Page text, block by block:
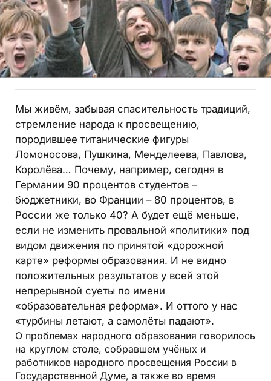
Мы живём, забывая спасительность традиций,
стремление народа к просвещению,
породившее титанические фигуры
Ломоносова, Пушкина, Менделеева, Павлова,
Королёва… Почему, например, сегодня в
Германии 90 процентов студентов –
бюджетники, во Франции – 80 процентов, в
России же только 40? А будет ещё меньше,
если не изменить провальной «политики» под
видом движения по принятой «дорожной
карте» реформы образования. И не видно
положительных результатов у всей этой
непрерывной суеты по имени
«образовательная реформа». И оттого у нас
«турбины летают, а самолёты падают».
О проблемах народного образования говорилось
на круглом столе, собравшем учёных и
работников народного просвещения России в
Государственной Думе, а также во время